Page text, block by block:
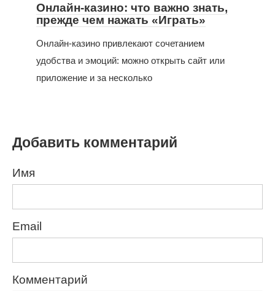
Онлайн-казино: что важно знать,
прежде чем нажать «Играть»
Онлайн-казино привлекают сочетанием
удобства и эмоций: можно открыть сайт или
приложение и за несколько
Добавить комментарий
Имя
Email
Комментарий